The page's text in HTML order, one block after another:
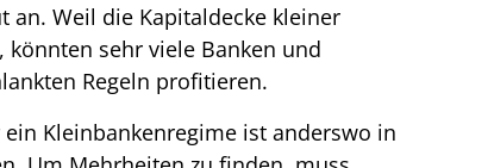
an. Weil die Kapitaldecke kleiner
könnten sehr viele Banken und
Regeln profitieren.
Kleinbankenregime ist anderswo in